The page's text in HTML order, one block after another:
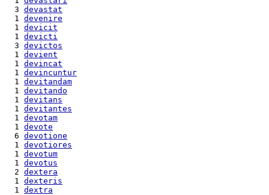
  3
devastat
  1
devenire
  1
devicit
  1
devicti
  3
devictos
  1
devient
  1
devincat
  1
devincuntur
  1
devitandam
  1
devitando
  1
devitans
  1
devitantes
  1
devotam
  1
devote
  6
devotione
  1
devotiores
  1
devotum
  1
devotus
  2
dextera
  1
dexteris
  1
dextra